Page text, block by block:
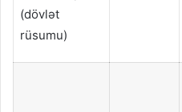
(dövlət
rüsumu)